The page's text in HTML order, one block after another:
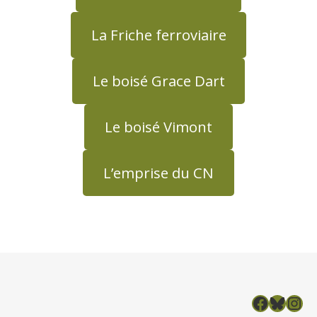
La Friche ferroviaire
Le boisé Grace Dart
Le boisé Vimont
L’emprise du CN
Facebook
Bluesky